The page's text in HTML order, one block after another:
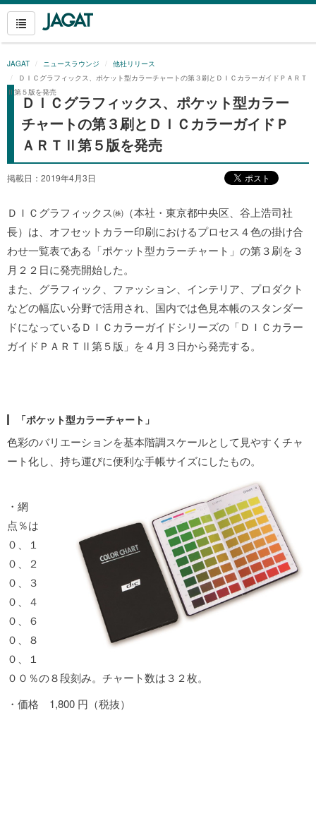
JAGAT ニュースラウンジ
他社リリース
ＤＩＣグラフィックス、ポケット型カラーチャートの第３刷とＤＩＣカラーガイドＰＡＲＴ
Ⅱ第５版を発売
ＤＩＣグラフィックス、ポケット型カラー
チャートの第３刷とＤＩＣカラーガイドＰ
ＡＲＴⅡ第５版を発売
掲載日：2019年4月3日
ＤＩＣグラフィックス㈱（本社・東京都中央区、谷上浩司社
長）は、オフセットカラー印刷におけるプロセス４色の掛け合
わせ一覧表である「ポケット型カラーチャート」の第３刷を３
月２２日に発売開始した。
また、グラフィック、ファッション、インテリア、プロダクト
などの幅広い分野で活用され、国内では色見本帳のスタンダー
ドになっているＤＩＣカラーガイドシリーズの「ＤＩＣカラー
ガイドＰＡＲＴⅡ第５版」を４月３日から発売する。
「ポケット型カラーチャート」
色彩のバリエーションを基本階調スケールとして見やすくチャ
ート化し、持ち運びに便利な手帳サイズにしたもの。
・網
点％は
０、１
０、２
０、３
０、４
０、６
０、８
０、１
００％の８段刻み。チャート数は３２枚。
・価格 1,800 円（税抜）